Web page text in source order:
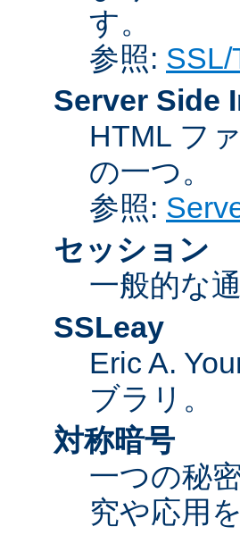
す。
参照: SSL/
Server Side
HTML フ
の一つ。
参照:
セッション
一般的な
SSLeay
Eric A.
ブラリ。
対称暗号
一つの秘
究や応用